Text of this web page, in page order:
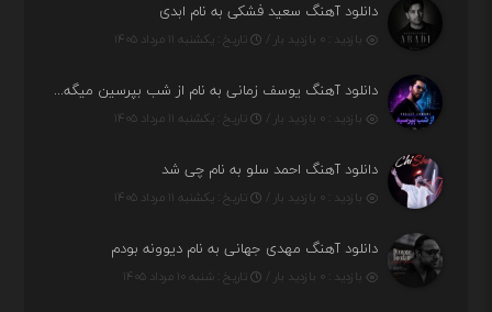
دانلود آهنگ سعید فشکی به نام ابدی
بازدید : ۰ بازدید بار / تاریخ : یکشنبه ۱۱ مرداد ۱۴۰۵
دانلود آهنگ یوسف زمانی به نام از شب بپرسین میگه چه روزگاری دارم
بازدید : ۰ بازدید بار / تاریخ : یکشنبه ۱۱ مرداد ۱۴۰۵
دانلود آهنگ احمد سلو به نام چی شد
بازدید : ۰ بازدید بار / تاریخ : یکشنبه ۱۱ مرداد ۱۴۰۵
دانلود آهنگ مهدی جهانی به نام دیوونه بودم
بازدید : ۰ بازدید بار / تاریخ : شنبه ۱۰ مرداد ۱۴۰۵